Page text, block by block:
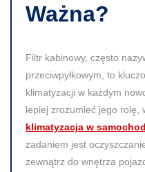
Ważna?
Filtr kabinowy, często
przeciwpyłkowym, to
klimatyzacji w każdym
lepiej zrozumieć jego rolę,
klimatyzacja w
zadaniem jest
zewnątrz do wnętrza